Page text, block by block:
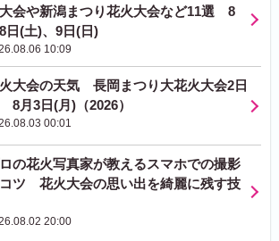
会や新潟まつり花火大会など11選 8
日(土)、9日(日)
10:09
大会の天気 長岡まつり大花火大会2日
8月3日(月)（2026）
00:01
の花火写真家が教えるスマホでの撮影
ツ 花火大会の思い出を綺麗に残す技
20:00